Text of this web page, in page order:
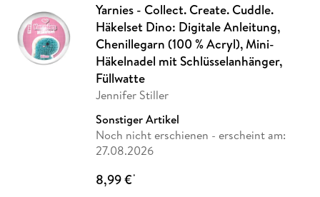
Yarnies - Collect. Create. Cuddle.
Häkelset Dino: Digitale Anleitung,
Chenillegarn (100 % Acryl), Mini-
Häkelnadel mit Schlüsselanhänger,
Füllwatte
Jennifer Stiller
Sonstiger Artikel
Noch nicht erschienen - erscheint am:
27.08.2026
8,99 €*